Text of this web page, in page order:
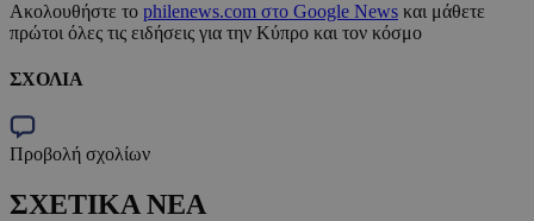
Ακολουθήστε το philenews.com στο Google News και μάθετε
πρώτοι όλες τις ειδήσεις για την Κύπρο και τον κόσμο
ΣΧΟΛΙΑ
Προβολή σχολίων
ΣΧΕΤΙΚΑ ΝΕΑ